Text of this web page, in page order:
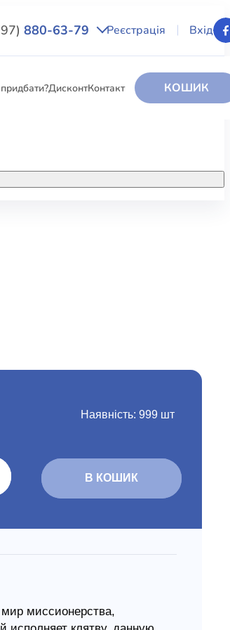
880-63-79 Реєстрація Вхід
ДисконтКонтакт КОШИК
Наявність: 999 шт
В КОШИК
миссионерства,